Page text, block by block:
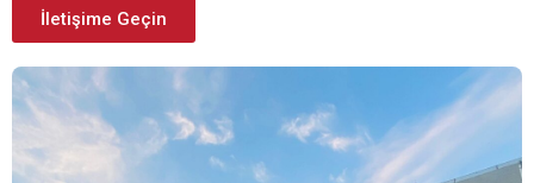
İletişime Geçin